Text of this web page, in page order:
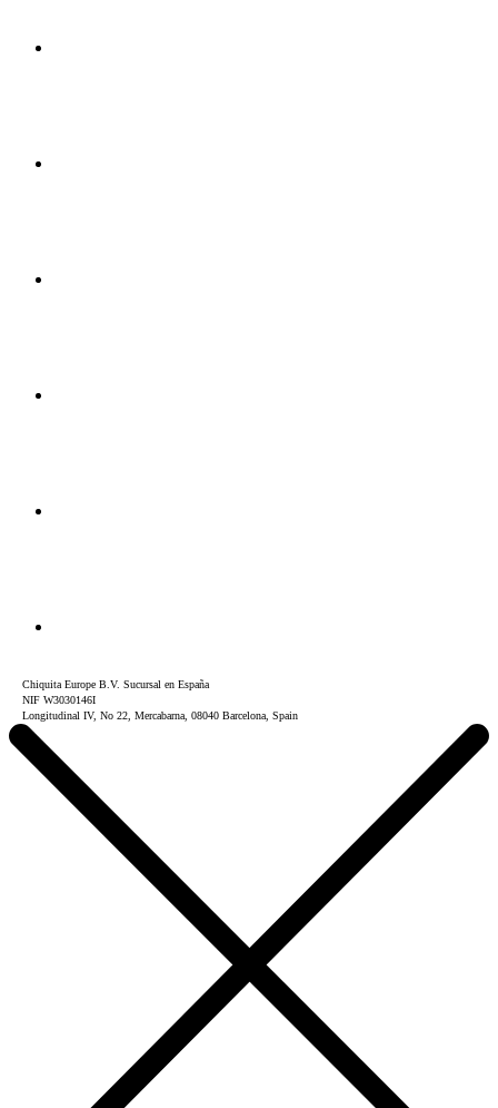
Chiquita Europe B.V. Sucursal en España
NIF W3030146I
Longitudinal IV, No 22, Mercabarna, 08040 Barcelona, Spain